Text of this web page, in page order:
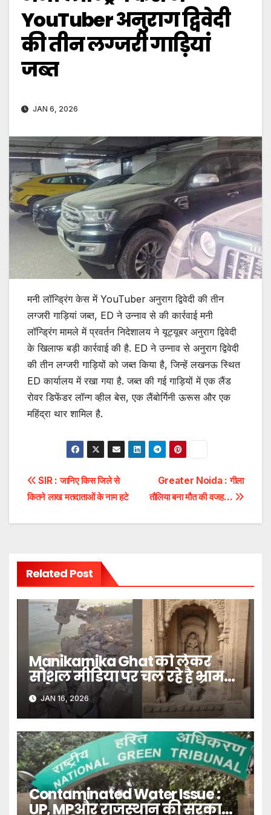
YouTuber अनुराग द्विवेदी
की तीन लग्जरी गाड़ियां
जब्त
JAN 6, 2026
मनी लॉन्ड्रिंग केस में YouTuber अनुराग द्विवेदी की तीन
लग्जरी गाड़ियां जब्त, ED ने उन्नाव से की कार्रवाई मनी
लॉन्ड्रिंग मामले में प्रवर्तन निदेशालय ने यूट्यूबर अनुराग द्विवेदी
के खिलाफ बड़ी कार्रवाई की है. ED ने उन्नाव से अनुराग द्विवेदी
की तीन लग्जरी गाड़ियों को जब्त किया है, जिन्हें लखनऊ स्थित
ED कार्यालय में रखा गया है. जब्त की गई गाड़ियों में एक लैंड
रोवर डिफेंडर लॉन्ग व्हील बेस, एक लैंबोर्गिनी ऊरूस और एक
महिंद्रा थार शामिल है.
Post
navigation
Greater Noida : गीला
तौलिया बना मौत की वजह…
SIR : जानिए किस जिले से
कितने लाख मतदाताओं के नाम हटे
Related Post
Manikarnika Ghat को लेकर
सोशल मीडिया पर चल रहे है भ्रामक
दावे- DM
JAN 16, 2026
Contaminated Water Issue :
UP, MPऔर राजस्थान की सरकारों